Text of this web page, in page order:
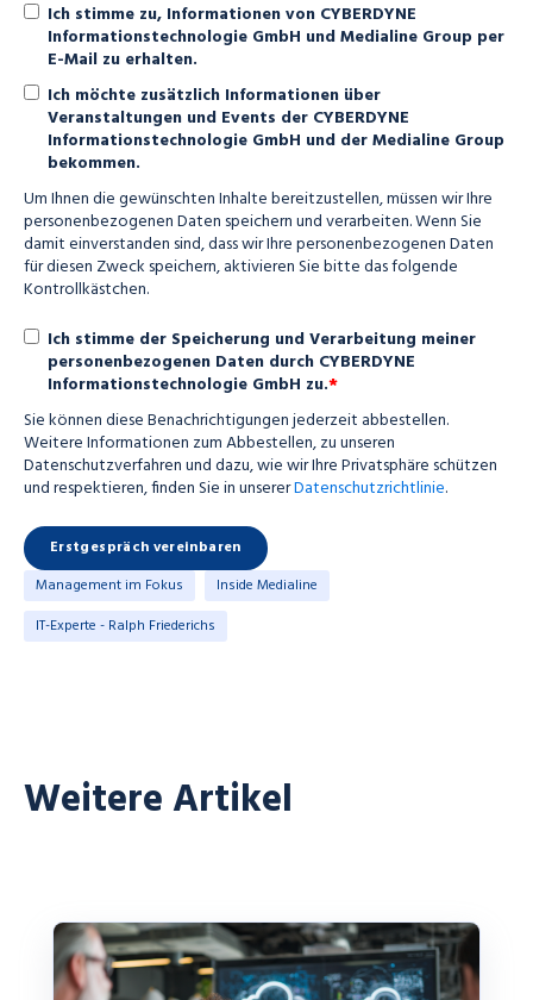
Ich stimme zu, Informationen von CYBERDYNE
Informationstechnologie GmbH und Medialine Group per
E-Mail zu erhalten.
Ich möchte zusätzlich Informationen über
Veranstaltungen und Events der CYBERDYNE
Informationstechnologie GmbH und der Medialine Group
bekommen.
Um Ihnen die gewünschten Inhalte bereitzustellen, müssen wir Ihre
personenbezogenen Daten speichern und verarbeiten. Wenn Sie
damit einverstanden sind, dass wir Ihre personenbezogenen Daten
für diesen Zweck speichern, aktivieren Sie bitte das folgende
Kontrollkästchen.
Ich stimme der Speicherung und Verarbeitung meiner
personenbezogenen Daten durch CYBERDYNE
Informationstechnologie GmbH zu.*
Sie können diese Benachrichtigungen jederzeit abbestellen.
Weitere Informationen zum Abbestellen, zu unseren
Datenschutzverfahren und dazu, wie wir Ihre Privatsphäre schützen
und respektieren, finden Sie in unsererDatenschutzrichtlinie.
Management im Fokus
Inside Medialine
IT-Experte - Ralph Friederichs
Weitere Artikel